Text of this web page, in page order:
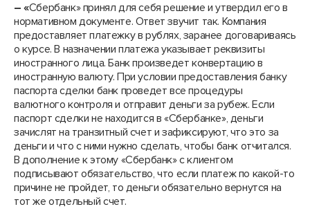
– «Сбербанк» принял для себя решение и утвердил его в
нормативном документе. Ответ звучит так. Компания
предоставляет платежку в рублях, заранее договариваясь
о курсе. В назначении платежа указывает реквизиты
иностранного лица. Банк произведет конвертацию в
иностранную валюту. При условии предоставления банку
паспорта сделки банк проведет все процедуры
валютного контроля и отправит деньги за рубеж. Если
паспорт сделки не находится в «Сбербанке», деньги
зачислят на транзитный счет и зафиксируют, что это за
деньги и что с ними нужно сделать, чтобы банк отчитался.
В дополнение к этому «Сбербанк» с клиентом
подписывают обязательство, что если платеж по какой-то
причине не пройдет, то деньги обязательно вернутся на
тот же отдельный счет.